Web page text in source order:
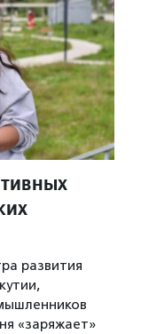
развития
«заряжает»